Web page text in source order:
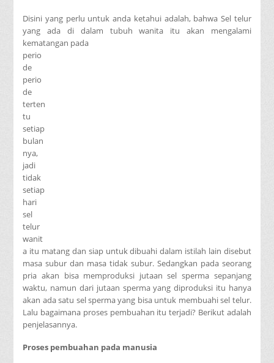
Disini yang perlu untuk anda ketahui adalah, bahwa Sel telur
yang ada di dalam tubuh wanita itu akan mengalami
kematangan pada
perio
de
perio
de
terten
tu
setiap
bulan
nya,
jadi
tidak
setiap
hari
sel
telur
wanit
a itu matang dan siap untuk dibuahi dalam istilah lain disebut
masa subur dan masa tidak subur. Sedangkan pada seorang
pria akan bisa memproduksi jutaan sel sperma sepanjang
waktu, namun dari jutaan sperma yang diproduksi itu hanya
akan ada satu sel sperma yang bisa untuk membuahi sel telur.
Lalu bagaimana proses pembuahan itu terjadi? Berikut adalah
penjelasannya.
Proses pembuahan pada manusia